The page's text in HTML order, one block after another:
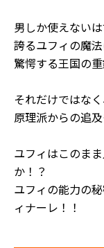
男しか使えない
誇るユフィの魔法
驚愕する王国の重
それだけではな
原理派からの追及
ユフィはこのま
か！？
ユフィの能力の
ィナーレ！！